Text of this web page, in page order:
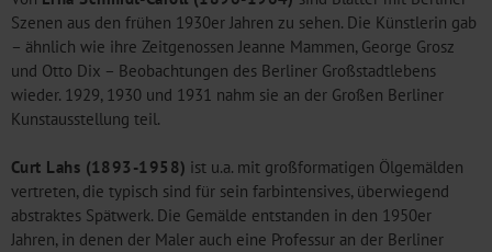
Szenen aus den frühen 1930er Jahren zu sehen. Die Künstlerin gab
– ähnlich wie ihre Zeitgenossen Jeanne Mammen, George Grosz
und Otto Dix – Beobachtungen des Berliner Großstadtlebens
wieder. 1929, 1930 und 1931 nahm sie an der Großen Berliner
Kunstausstellung teil.
Curt Lahs (1893-1958) ist u.a. mit großformatigen Ölgemälden
vertreten, die typisch sind für sein farbintensives, überwiegend
abstraktes Spätwerk. Die Gemälde entstanden in den 1950er
Jahren, in denen der Maler auch eine Professur an der Berliner